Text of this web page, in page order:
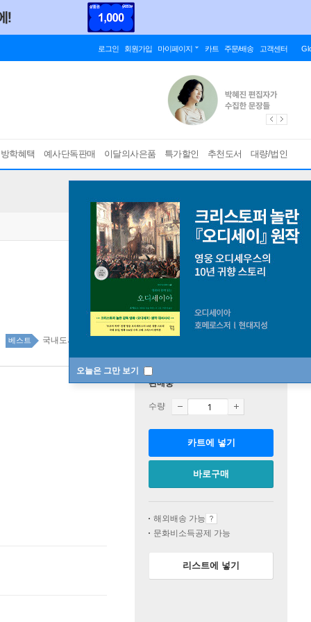
로그인 회원가입 마이페이지 카트 주문/배송 고객센터
학혜택 예사단독판매 이달의사은품 특가할인 추천도서 대량/법인
오늘은 그만 보기
베스트 국내도서 top20 3주
판매중
수량
카트에 넣기
바로구매
해외배송 가능
문화비소득공제 가능
리스트에 넣기